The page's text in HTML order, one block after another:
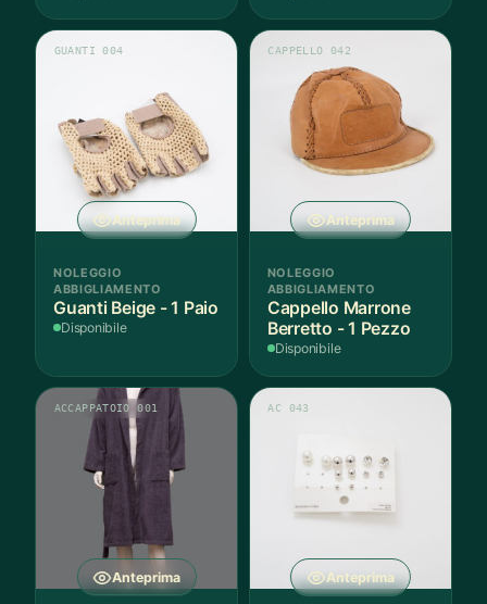
Anteprima
GUANTI 004
NOLEGGIO
ABBIGLIAMENTO
Guanti Beige - 1 Paio
Disponibile
Anteprima
CAPPELLO 042
NOLEGGIO
ABBIGLIAMENTO
Cappello Marrone
Berretto - 1 Pezzo
Disponibile
Anteprima
ACCAPPATOIO 001
Anteprima
AC 043